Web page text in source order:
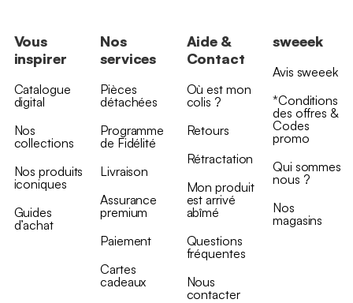
Vous
inspirer
Catalogue
digital
Nos
collections
Nos produits
iconiques
Guides
d’achat
Nos
services
Pièces
détachées
Programme
de Fidélité
Livraison
Assurance
premium
Paiement
Cartes
cadeaux
Aide &
Contact
Où est mon
colis ?
Retours
Rétractation
Mon produit
est arrivé
abîmé
Questions
fréquentes
Nous
contacter
sweeek
Avis sweeek
*Conditions
des offres &
Codes
promo
Qui sommes
nous ?
Nos
magasins